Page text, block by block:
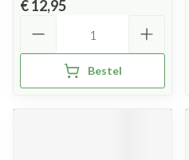
€ 12,95
Bestel